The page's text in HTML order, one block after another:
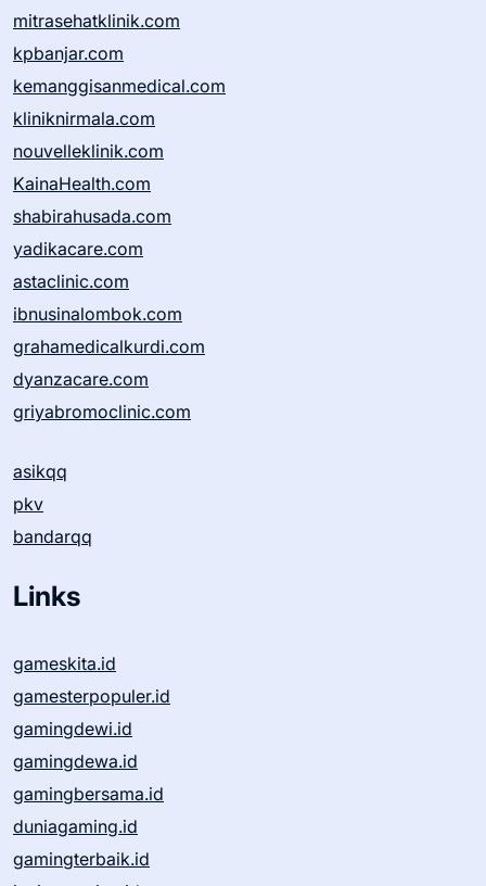
mitrasehatklinik.com
kpbanjar.com
kemanggisanmedical.com
kliniknirmala.com
nouvelleklinik.com
KainaHealth.com
shabirahusada.com
yadikacare.com
astaclinic.com
ibnusinalombok.com
grahamedicalkurdi.com
dyanzacare.com
griyabromoclinic.com
asikqq
pkv
bandarqq
Links
gameskita.id
gamesterpopuler.id
gamingdewi.id
gamingdewa.id
gamingbersama.id
duniagaming.id
gamingterbaik.id